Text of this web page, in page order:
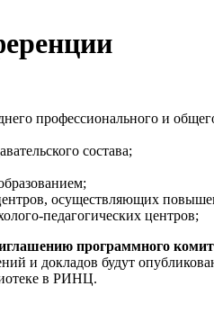
профессионального и
состава;
осуществляющих
педагогических центров;
программного
и докладов будут
в РИНЦ.